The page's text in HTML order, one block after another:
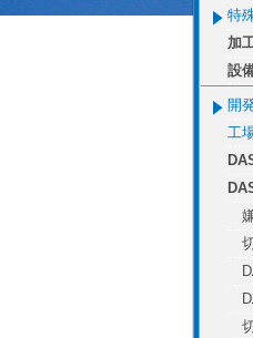
特
加
設
開
工